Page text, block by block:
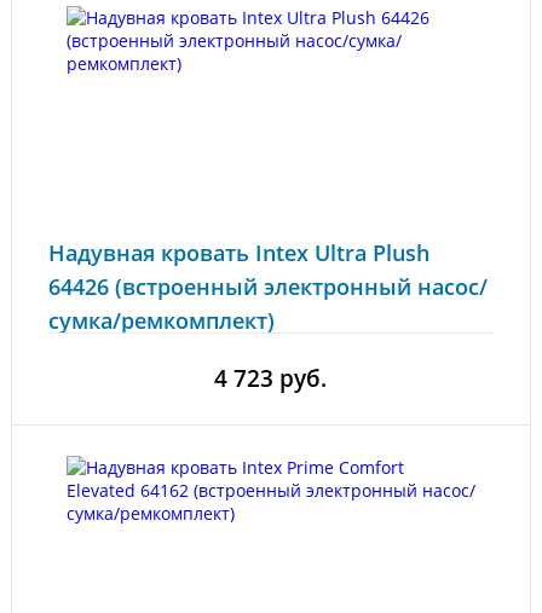
Надувная кровать Intex Ultra Plush
64426 (встроенный электронный насос/
сумка/ремкомплект)
4 723 руб.